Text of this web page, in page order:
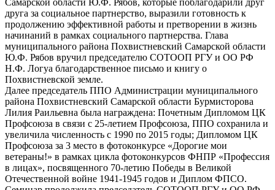
Самарской области Ю.Ф. Рябов, которые поблагодарили друг
друга за социальное партнерство, выразили готовность к
продолжению эффективной работы и претворении в жизнь
начинаний в рамках социального партнерства. Глава
муниципального района Похвистневский Самарской области
Ю.Ф. Рябов вручил председателю СОТООП РГУ и ОО РФ
Н.Ф. Логуа благодарственное письмо и книгу о
Похвистневской земле.
Далее председатель ППО Администрации муниципального
района Похвистневский Самарской области Бурмисторова
Лилия Раильевна была награждена: Почетным Дипломом ЦК
Профсоюза в связи с 25-летием Профсоюза, ППО сохранила и
увеличила численность с 1990 по 2015 годы; Дипломом ЦК
Профсоюза за 3 место в фотоконкурсе «Дорогие мои
ветераны!» в рамках цикла фотоконкурсов ФНПР «Профессия
в лицах», посвященного 70-летию Победы в Великой
Отечественной войне 1941-1945 годов и Диплом ФПСО.